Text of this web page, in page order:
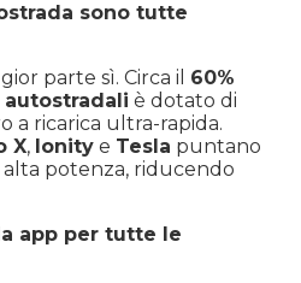
sono tutte
parte sì. Circa il 60%
è dotato di
a ricarica ultra-rapida.
X, Ionity e Tesla puntano
potenza, riducendo
app per tutte le